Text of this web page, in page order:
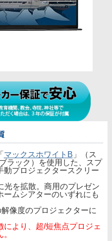
マックスホワイトB 」（ス
ラック）を使用した、スプ
動プロジェクタースクリー
光を拡散。商用のプレゼン
ームシアターのいずれにも
像度のプロジェクターに
により、超/短焦点プロジェ